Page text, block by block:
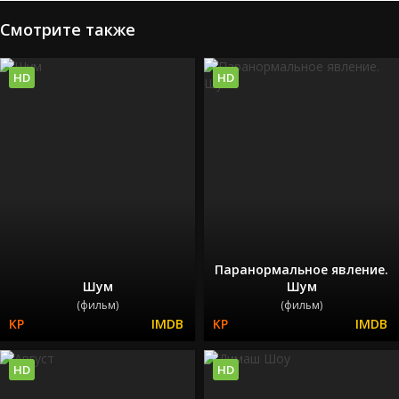
Смотрите также
Шум
(фильм)
HD
Паранормальное явление.
Шум
(фильм)
HD
HD HD